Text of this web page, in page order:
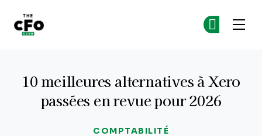
COMPTABILITÉ
10 meilleures alternatives à Xero
passées en revue pour 2026